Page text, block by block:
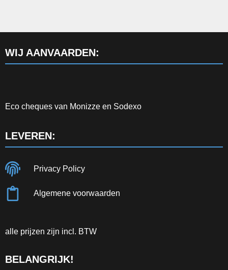
WIJ AANVAARDEN:
Eco cheques van Monizze en Sodexo
LEVEREN:
Privacy Policy
Algemene voorwaarden
alle prijzen zijn incl. BTW
BELANGRIJK!